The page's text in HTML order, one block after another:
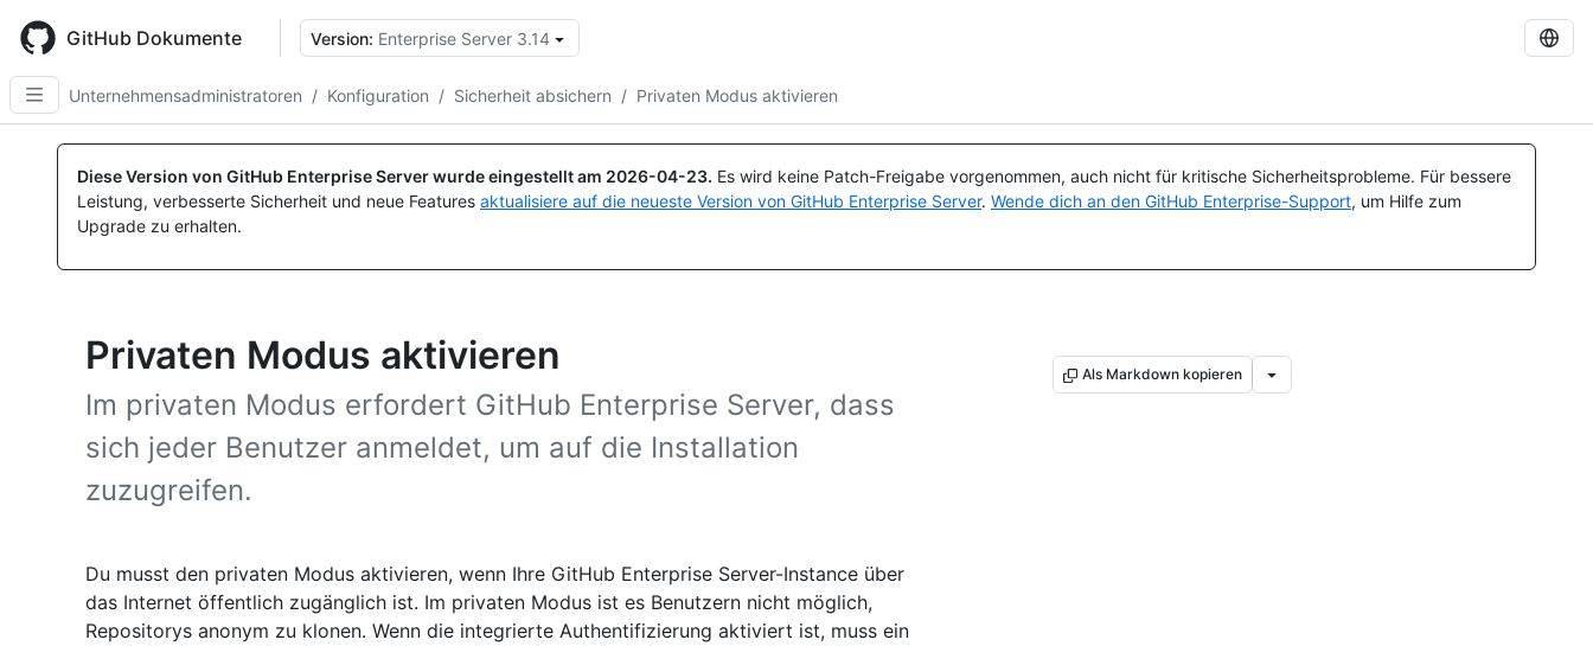
main
content
GitHub Dokumente Version: Enterprise Server 3.14
Unternehmensadministratoren / Konfiguration / Sicherheit absichern / Privaten Modus aktivieren
Diese Version von GitHub Enterprise Server wurde eingestellt am 2026-04-23. Es wird keine Patch-Freigabe vorgenommen, auch nicht für kritische Sicherheitsprobleme. Für bessere
Leistung, verbesserte Sicherheit und neue Features aktualisiere auf die neueste Version von GitHub Enterprise Server. Wende dich an den GitHub Enterprise-Support, um Hilfe zum
Upgrade zu erhalten.
Privaten Modus aktivieren
Im privaten Modus erfordert GitHub Enterprise Server, dass
sich jeder Benutzer anmeldet, um auf die Installation
zuzugreifen.
Als Markdown kopieren
Du musst den privaten Modus aktivieren, wenn Ihre GitHub Enterprise Server-Instance über
das Internet öffentlich zugänglich ist. Im privaten Modus ist es Benutzern nicht möglich,
Repositorys anonym zu klonen. Wenn die integrierte Authentifizierung aktiviert ist, muss ein